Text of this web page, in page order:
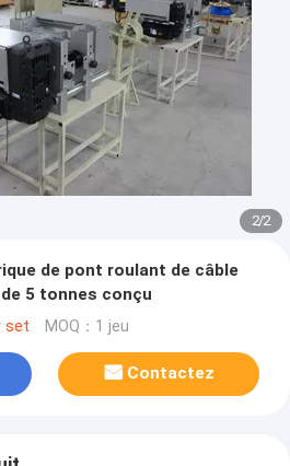
2/2
de pont roulant de câble
5 tonnes conçu
set MOQ：1 jeu
Contactez